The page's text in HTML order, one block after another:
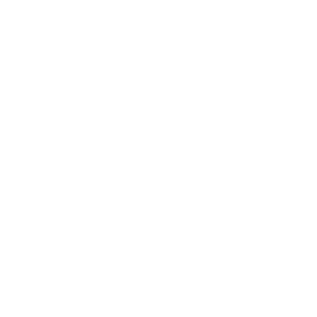
ней
мы с
мы
что
с